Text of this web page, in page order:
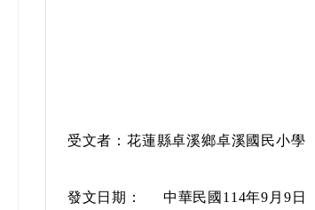
受文者：花蓮縣卓溪鄉卓溪國民小學
發文日期： 中華民國114年9月9日